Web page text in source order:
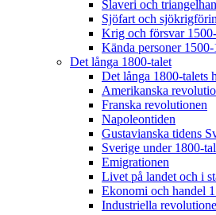
Slaveri och
Sjöfart och
Krig och försvar
Kända personer
Det långa 1800-talet
Det långa 1800-talets
Amerikanska
Franska revolutionen
Napoleontiden
Gustavianska tidens
Sverige under 1800-
Emigrationen
Livet på landet och i
Ekonomi och handel
Industriella